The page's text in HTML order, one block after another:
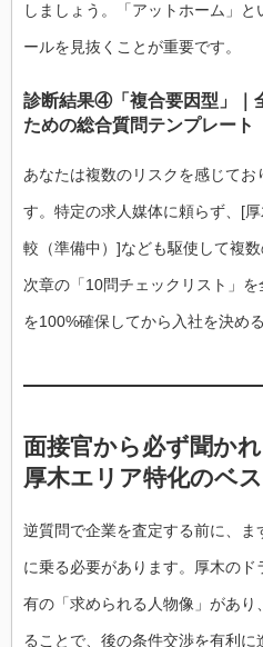
しましょう。「アットホーム」
ールを見抜くことが重要です。
診断結果④「複合要因型」｜
ための総合質問テンプレート
あなたは複数のリスクを感じて
す。特定の求人媒体に頼らず、[
較（準備中）]なども駆使して複
次章の「10問チェックリスト」
を100%確保してから入社を決め
面接官から必ず聞か
厚木エリア特化のベ
逆質問で企業を査定する前に、
に乗る必要があります。厚木の
有の「求められる人物像」があ
ることで、後の条件交渉を有利に